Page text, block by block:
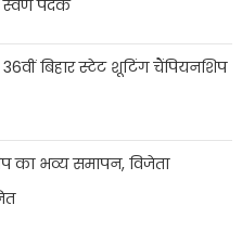
पदक
36वीं बिहार स्टेट शूटिंग चैंपियनशिप
का भव्य समापन, विजेता